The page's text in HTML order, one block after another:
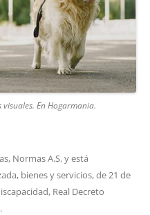
En Hogarmania.
, Normas A.S.y está
, bienes y servicios,de 21 de
, Real Decreto
.